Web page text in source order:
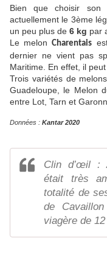
Bien que choisir son
actuellement le 3ème
un peu plus de 6 kg par
Le melonCharentais
dernier ne vient pas
Maritime. En effet, il peut
Trois variétés de
Guadeloupe, le Melon
entre Lot, Tarn et
Données : Kantar 2020
Clin d’œil :
était très
totalité de
de
viagère de